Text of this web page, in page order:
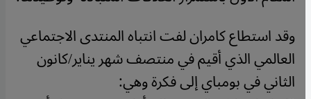
وقد استطاع كامران لفت انتباه المنتدى الاجتماعي
العالمي الذي أقيم في منتصف شهر يناير/كانون
الثاني في بومباي إلى فكرة وهي: